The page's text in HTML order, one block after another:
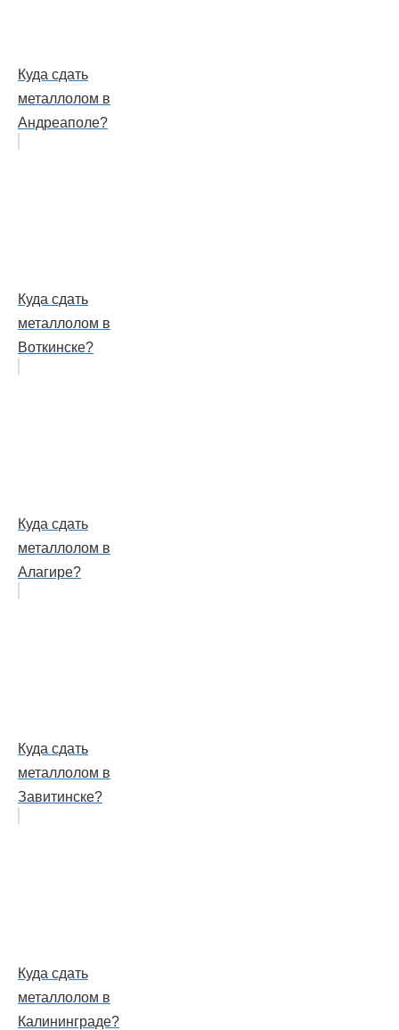
Куда сдать
металлолом в
Андреаполе?
Куда сдать
металлолом в
Воткинске?
Куда сдать
металлолом в
Алагире?
Куда сдать
металлолом в
Завитинске?
Куда сдать
металлолом в
Калининграде?